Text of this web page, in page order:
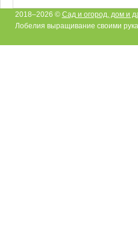
2018–2026 © Сад и огород, дом и
Лобелия выращивание своими